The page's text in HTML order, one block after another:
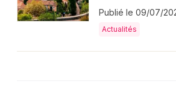
Publié le 09/07/
Actualités